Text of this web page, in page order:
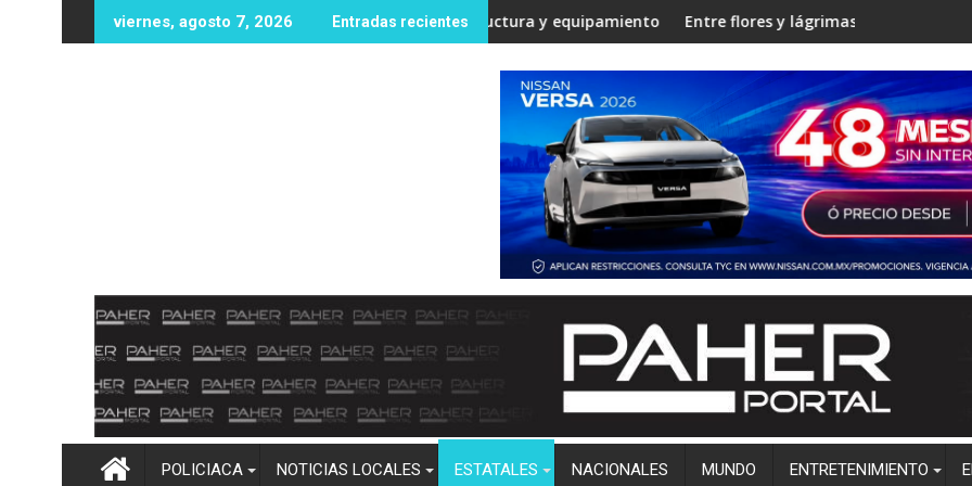
al
viernes, agosto 7, 2026 Entradas recientes
oportunidades educativas con posible sede de la UPES en Angostura
UAS fortalece infraestructura y equipamiento en la Unidad Regional Centro Norte rumbo al ciclo escolar
Entre flores y lágrimas, familiares y amigos despiden
POLICIACA NOTICIAS LOCALES ESTATALES NACIONALES MUNDO ENTRETENIMIENTO